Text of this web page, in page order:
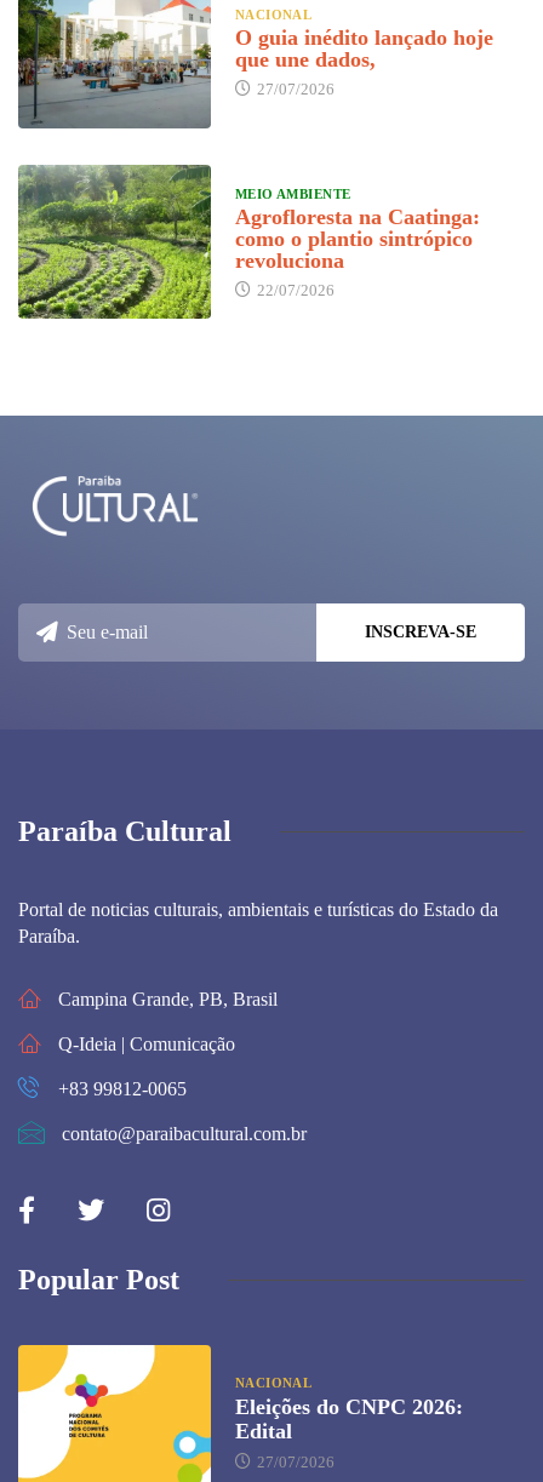
NACIONAL
O guia inédito lançado hoje
que une dados,
27/07/2026
MEIO AMBIENTE
Agrofloresta na Caatinga:
como o plantio sintrópico
revoluciona
22/07/2026
Paraíba Cultural
Portal de noticias culturais, ambientais e turísticas do Estado da
Paraíba.
Campina Grande, PB, Brasil
Q-Ideia | Comunicação
+83 99812-0065
contato@paraibacultural.com.br
Popular Post
NACIONAL
Eleições do CNPC 2026:
Edital
27/07/2026